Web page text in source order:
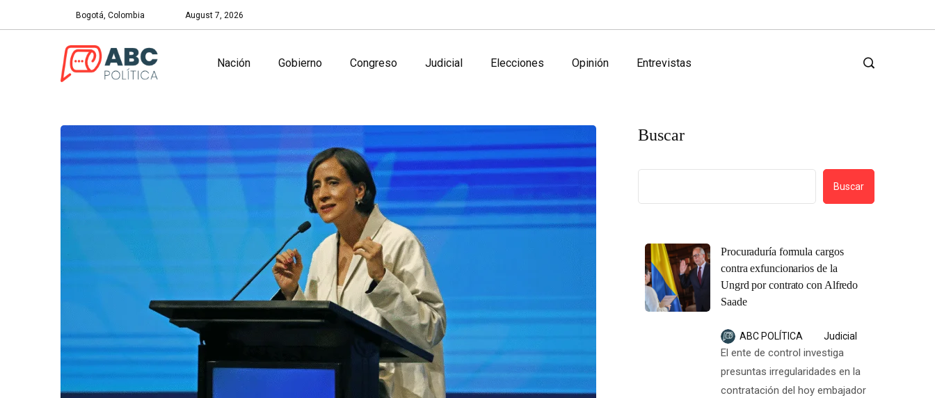
Bogotá, Colombia August 7, 2026
Nación Gobierno Congreso Judicial Elecciones Opinión Entrevistas
Buscar
Buscar
Procuraduría formula cargos
contra exfuncionarios de la
Ungrd por contrato con Alfredo
Saade
ABC POLÍTICA Judicial
El ente de control investiga
presuntas irregularidades en la
contratación del hoy embajador